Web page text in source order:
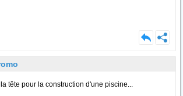
tête pour la construction d'une piscine...